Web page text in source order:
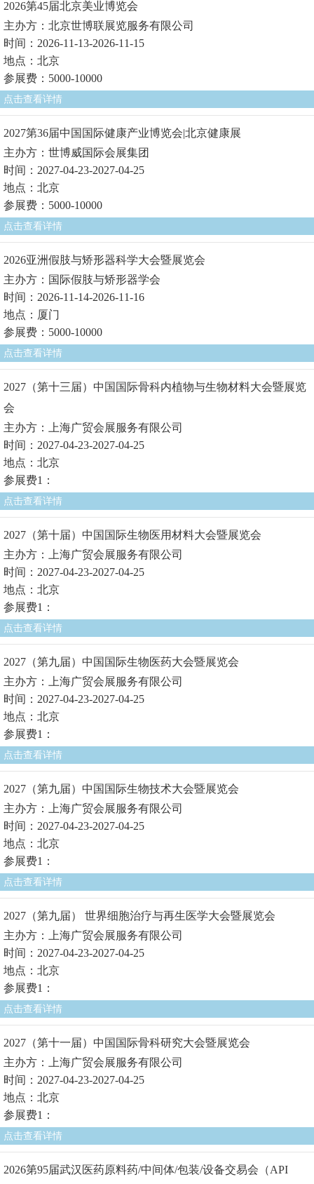
2026第45届北京美业博览会
主办方：北京世博联展览服务有限公司
时间：2026-11-13-2026-11-15
地点：北京
参展费：5000-10000
点击查看详情
2027第36届中国国际健康产业博览会|北京健康展
主办方：世博威国际会展集团
时间：2027-04-23-2027-04-25
地点：北京
参展费：5000-10000
点击查看详情
2026亚洲假肢与矫形器科学大会暨展览会
主办方：国际假肢与矫形器学会
时间：2026-11-14-2026-11-16
地点：厦门
参展费：5000-10000
点击查看详情
2027（第十三届）中国国际骨科内植物与生物材料大会暨展览
会
主办方：上海广贸会展服务有限公司
时间：2027-04-23-2027-04-25
地点：北京
参展费1：
点击查看详情
2027（第十届）中国国际生物医用材料大会暨展览会
主办方：上海广贸会展服务有限公司
时间：2027-04-23-2027-04-25
地点：北京
参展费1：
点击查看详情
2027（第九届）中国国际生物医药大会暨展览会
主办方：上海广贸会展服务有限公司
时间：2027-04-23-2027-04-25
地点：北京
参展费1：
点击查看详情
2027（第九届）中国国际生物技术大会暨展览会
主办方：上海广贸会展服务有限公司
时间：2027-04-23-2027-04-25
地点：北京
参展费1：
点击查看详情
2027（第九届） 世界细胞治疗与再生医学大会暨展览会
主办方：上海广贸会展服务有限公司
时间：2027-04-23-2027-04-25
地点：北京
参展费1：
点击查看详情
2027（第十一届）中国国际骨科研究大会暨展览会
主办方：上海广贸会展服务有限公司
时间：2027-04-23-2027-04-25
地点：北京
参展费1：
点击查看详情
2026第95届武汉医药原料药/中间体/包装/设备交易会（API